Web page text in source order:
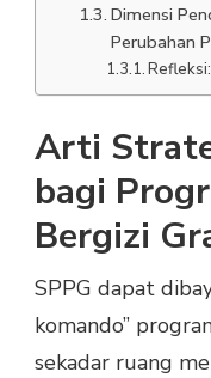
Dimensi
Perubahan
Arti
bagi
Bergizi
SPPG dapat
komando”
sekadar ruang